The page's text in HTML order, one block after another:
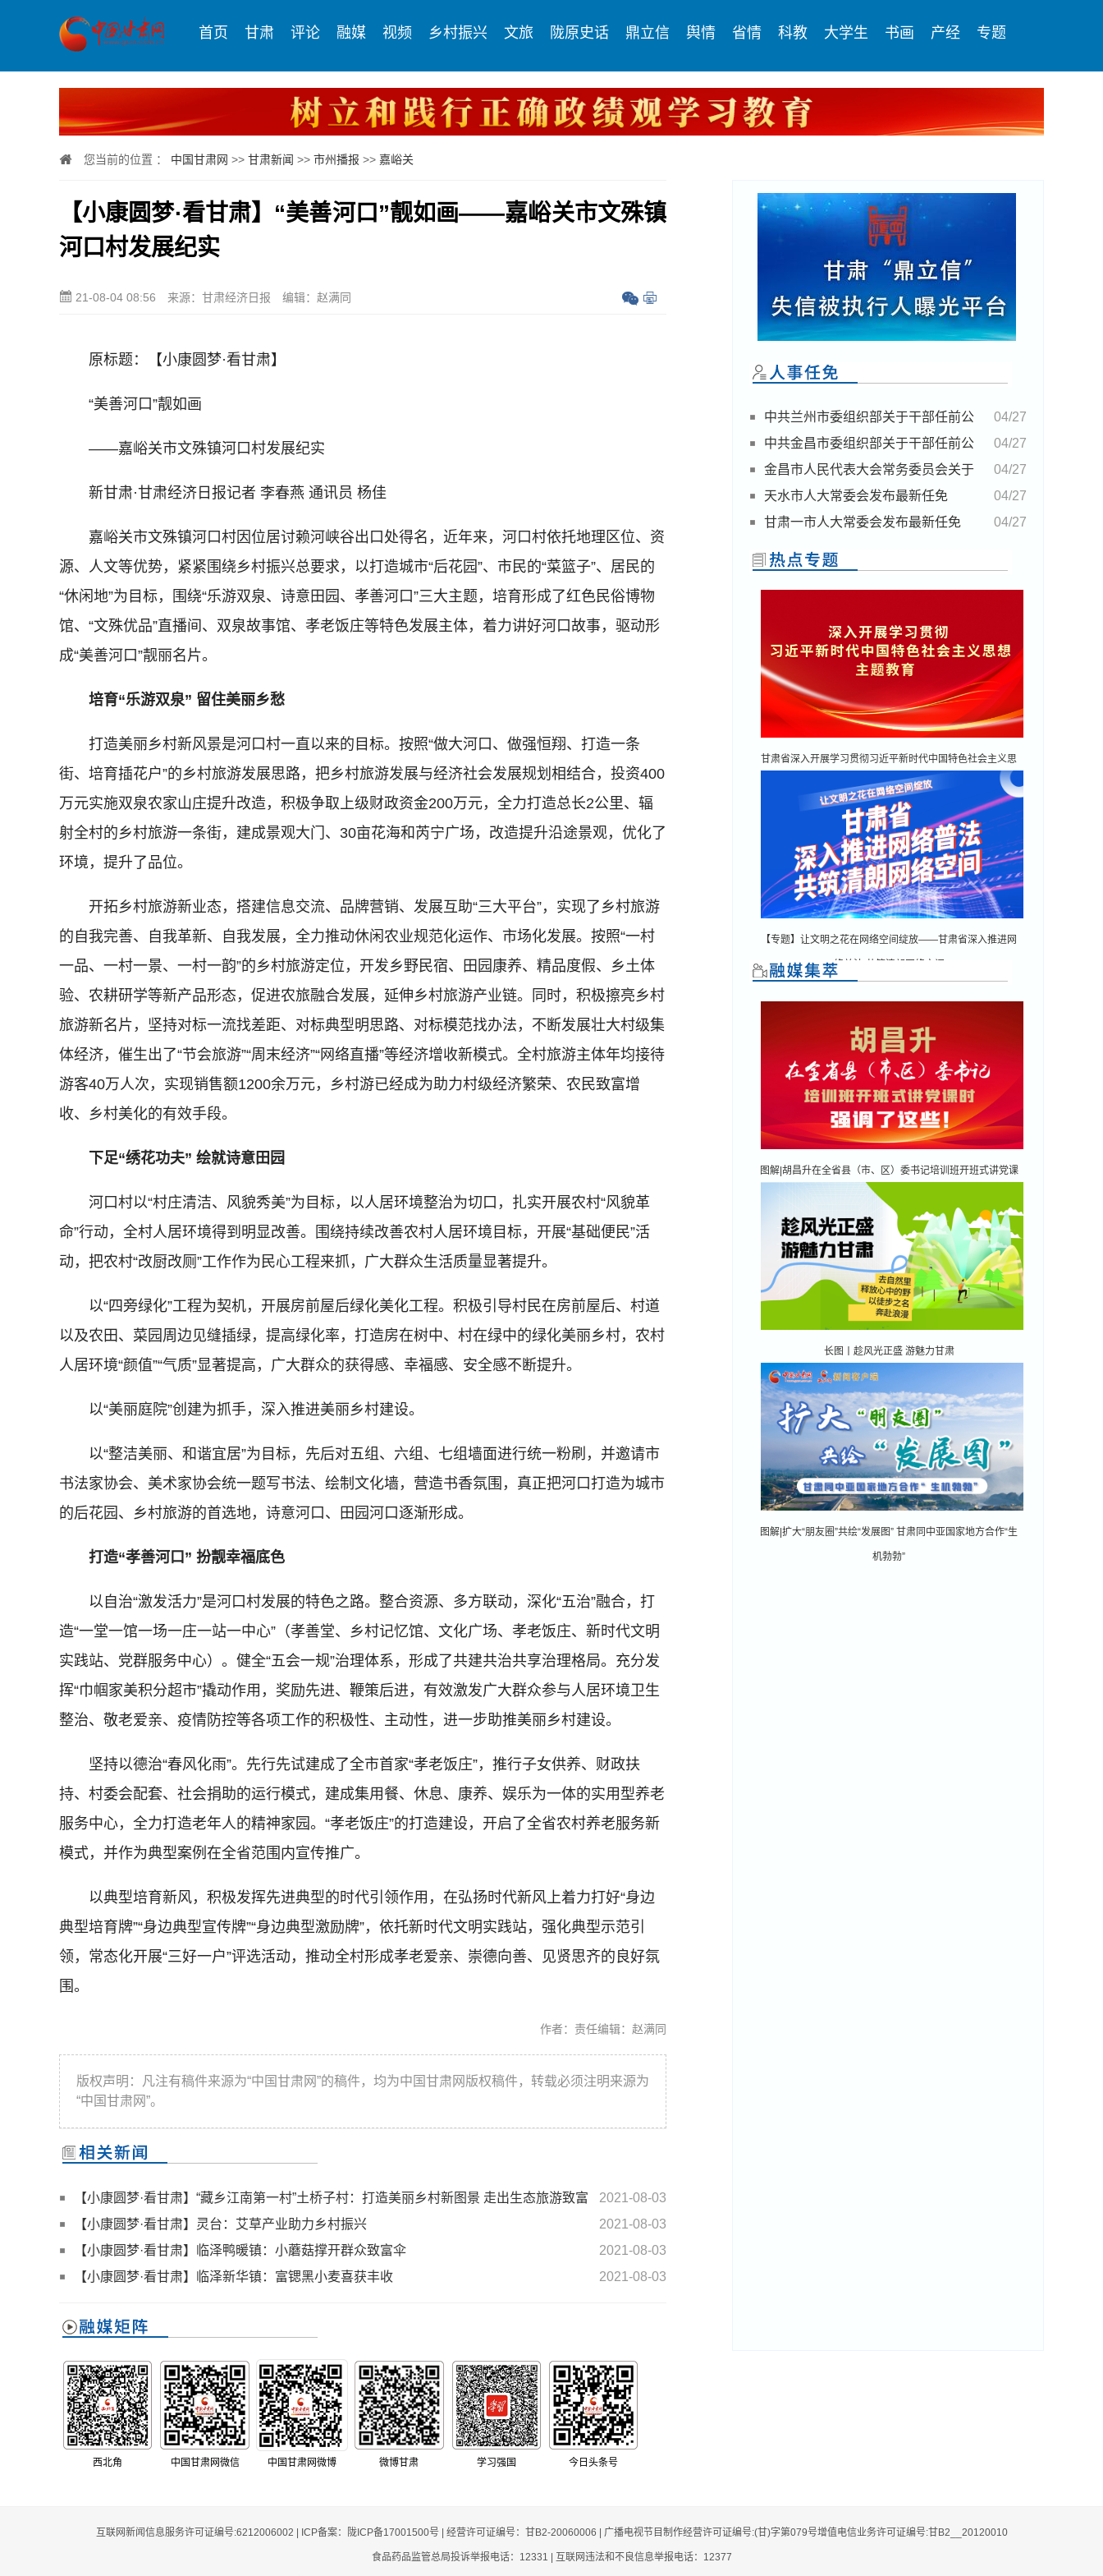
首页 甘肃 评论 融媒 视频 乡村振兴 文旅 陇原史话 鼎立信 舆情 省情 科教 大学生 书画 产经 专题
您当前的位置 ： 中国甘肃网 >> 甘肃新闻 >> 市州播报 >> 嘉峪关
【小康圆梦·看甘肃】“美善河口”靓如画——嘉峪关市文殊镇
河口村发展纪实
21-08-04 08:56 来源：甘肃经济日报 编辑：赵满同
原标题：【小康圆梦·看甘肃】
“美善河口”靓如画
——嘉峪关市文殊镇河口村发展纪实
新甘肃·甘肃经济日报记者 李春燕 通讯员 杨佳
嘉峪关市文殊镇河口村因位居讨赖河峡谷出口处得名，近年来，河口村依托地理区位、资
源、人文等优势，紧紧围绕乡村振兴总要求，以打造城市“后花园”、市民的“菜篮子”、居民的
“休闲地”为目标，围绕“乐游双泉、诗意田园、孝善河口”三大主题，培育形成了红色民俗博物
馆、“文殊优品”直播间、双泉故事馆、孝老饭庄等特色发展主体，着力讲好河口故事，驱动形
成“美善河口”靓丽名片。
培育“乐游双泉” 留住美丽乡愁
打造美丽乡村新风景是河口村一直以来的目标。按照“做大河口、做强恒翔、打造一条
街、培育插花户”的乡村旅游发展思路，把乡村旅游发展与经济社会发展规划相结合，投资400
万元实施双泉农家山庄提升改造，积极争取上级财政资金200万元，全力打造总长2公里、辐
射全村的乡村旅游一条街，建成景观大门、30亩花海和芮宁广场，改造提升沿途景观，优化了
环境，提升了品位。
开拓乡村旅游新业态，搭建信息交流、品牌营销、发展互助“三大平台”，实现了乡村旅游
的自我完善、自我革新、自我发展，全力推动休闲农业规范化运作、市场化发展。按照“一村
一品、一村一景、一村一韵”的乡村旅游定位，开发乡野民宿、田园康养、精品度假、乡土体
验、农耕研学等新产品形态，促进农旅融合发展，延伸乡村旅游产业链。同时，积极擦亮乡村
旅游新名片，坚持对标一流找差距、对标典型明思路、对标模范找办法，不断发展壮大村级集
体经济，催生出了“节会旅游”“周末经济”“网络直播”等经济增收新模式。全村旅游主体年均接待
游客40万人次，实现销售额1200余万元，乡村游已经成为助力村级经济繁荣、农民致富增
收、乡村美化的有效手段。
下足“绣花功夫” 绘就诗意田园
河口村以“村庄清洁、风貌秀美”为目标，以人居环境整治为切口，扎实开展农村“风貌革
命”行动，全村人居环境得到明显改善。围绕持续改善农村人居环境目标，开展“基础便民”活
动，把农村“改厨改厕”工作作为民心工程来抓，广大群众生活质量显著提升。
以“四旁绿化”工程为契机，开展房前屋后绿化美化工程。积极引导村民在房前屋后、村道
以及农田、菜园周边见缝插绿，提高绿化率，打造房在树中、村在绿中的绿化美丽乡村，农村
人居环境“颜值”“气质”显著提高，广大群众的获得感、幸福感、安全感不断提升。
以“美丽庭院”创建为抓手，深入推进美丽乡村建设。
以“整洁美丽、和谐宜居”为目标，先后对五组、六组、七组墙面进行统一粉刷，并邀请市
书法家协会、美术家协会统一题写书法、绘制文化墙，营造书香氛围，真正把河口打造为城市
的后花园、乡村旅游的首选地，诗意河口、田园河口逐渐形成。
打造“孝善河口” 扮靓幸福底色
以自治“激发活力”是河口村发展的特色之路。整合资源、多方联动，深化“五治”融合，打
造“一堂一馆一场一庄一站一中心”（孝善堂、乡村记忆馆、文化广场、孝老饭庄、新时代文明
实践站、党群服务中心）。健全“五会一规”治理体系，形成了共建共治共享治理格局。充分发
挥“巾帼家美积分超市”撬动作用，奖励先进、鞭策后进，有效激发广大群众参与人居环境卫生
整治、敬老爱亲、疫情防控等各项工作的积极性、主动性，进一步助推美丽乡村建设。
坚持以德治“春风化雨”。先行先试建成了全市首家“孝老饭庄”，推行子女供养、财政扶
持、村委会配套、社会捐助的运行模式，建成集用餐、休息、康养、娱乐为一体的实用型养老
服务中心，全力打造老年人的精神家园。“孝老饭庄”的打造建设，开启了全省农村养老服务新
模式，并作为典型案例在全省范围内宣传推广。
以典型培育新风，积极发挥先进典型的时代引领作用，在弘扬时代新风上着力打好“身边
典型培育牌”“身边典型宣传牌”“身边典型激励牌”，依托新时代文明实践站，强化典型示范引
领，常态化开展“三好一户”评选活动，推动全村形成孝老爱亲、崇德向善、见贤思齐的良好氛
围。
责任编辑：赵满同
作者：
版权声明：凡注有稿件来源为“中国甘肃网”的稿件，均为中国甘肃网版权稿件，转载必须注明来源为
“中国甘肃网”。
2021-08-03
【小康圆梦·看甘肃】“藏乡江南第一村”土桥子村：打造美丽乡村新图景 走出生态旅游致富
路
2021-08-03
【小康圆梦·看甘肃】灵台：艾草产业助力乡村振兴
2021-08-03
【小康圆梦·看甘肃】临泽鸭暖镇：小蘑菇撑开群众致富伞
2021-08-03
【小康圆梦·看甘肃】临泽新华镇：富锶黑小麦喜获丰收
西北角 中国甘肃网微信 中国甘肃网微博 微博甘肃 学习强国 今日头条号
04/27
中共兰州市委组织部关于干部任前公
示的公告
04/27
中共金昌市委组织部关于干部任前公
示的公告
04/27
金昌市人民代表大会常务委员会关于
接受蔡文才辞去市第九届人民代表大会常务委
员会秘书长职务请求的决定
04/27
天水市人大常委会发布最新任免
04/27
甘肃一市人大常委会发布最新任免
甘肃省深入开展学习贯彻习近平新时代中国特色社会主义思
想主题教育
【专题】让文明之花在网络空间绽放——甘肃省深入推进网
络普法 共筑清朗网络空间
图解|胡昌升在全省县（市、区）委书记培训班开班式讲党课
时强调了这些！
长图丨趁风光正盛 游魅力甘肃
图解|扩大“朋友圈”共绘“发展图” 甘肃同中亚国家地方合作“生
机勃勃”
互联网新闻信息服务许可证编号:6212006002 | ICP备案：陇ICP备17001500号 | 经营许可证编号：甘B2-20060006 | 广播电视节目制作经营许可证编号:(甘)字第079号增值电信业务许可证编号:甘B2__20120010
食品药品监管总局投诉举报电话：12331 | 互联网违法和不良信息举报电话：12377